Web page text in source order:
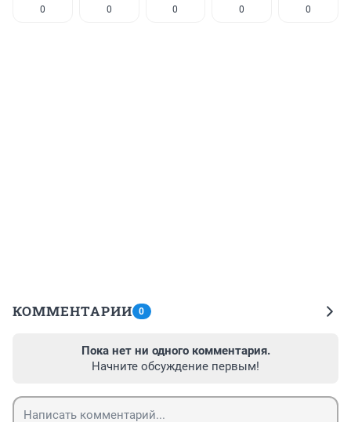
0 0 0 0 0
КОММЕНТАРИИ 0
Пока нет ни одного комментария.
Начните обсуждение первым!